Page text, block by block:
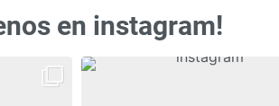
en instagram!